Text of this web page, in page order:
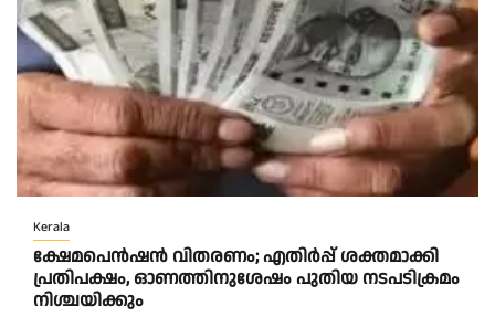
Kerala
ക്ഷേമപെൻഷൻ വിതരണം; എതിർപ്പ് ശക്തമാക്കി
പ്രതിപക്ഷം, ഓണത്തിനുശേഷം പുതിയ നടപടിക്രമം
നിശ്ചയിക്കും